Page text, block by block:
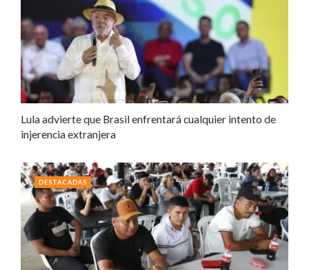
Lula advierte que Brasil enfrentará cualquier intento de
injerencia extranjera
DESTACADAS